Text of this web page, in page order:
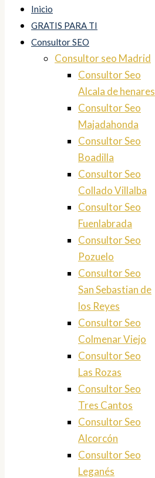
Inicio
GRATIS PARA TI
Consultor SEO
Consultor seo Madrid
Consultor Seo
Alcala de henares
Consultor Seo
Majadahonda
Consultor Seo
Boadilla
Consultor Seo
Collado Villalba
Consultor Seo
Fuenlabrada
Consultor Seo
Pozuelo
Consultor Seo
San Sebastian de
los Reyes
Consultor Seo
Colmenar Viejo
Consultor Seo
Las Rozas
Consultor Seo
Tres Cantos
Consultor Seo
Alcorcón
Consultor Seo
Leganés